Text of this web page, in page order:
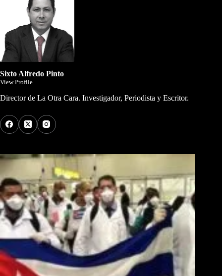
Sixto Alfredo Pinto
View Profile
Director de La Otra Cara. Investigador, Periodista y Escritor.